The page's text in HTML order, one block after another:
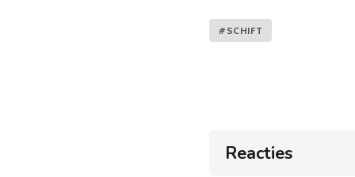
#SCHIFT
Reacties